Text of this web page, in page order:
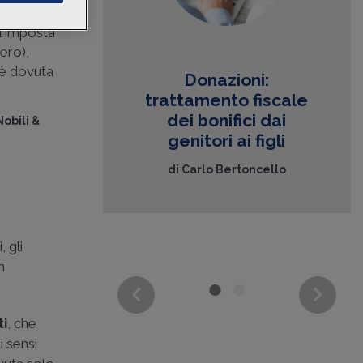
dovuta
&
gli
, che
sensi
famiglie
di
in
Donazioni:
trattamento fiscale
dei bonifici dai
genitori ai figli
di Carlo Bertoncello